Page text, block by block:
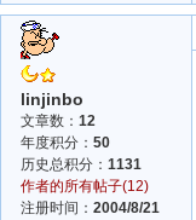
linjinbo
文章数： 12
年度积分： 50
历史总积分： 1131
作者的所有帖子(12)
注册时间： 2004/8/21